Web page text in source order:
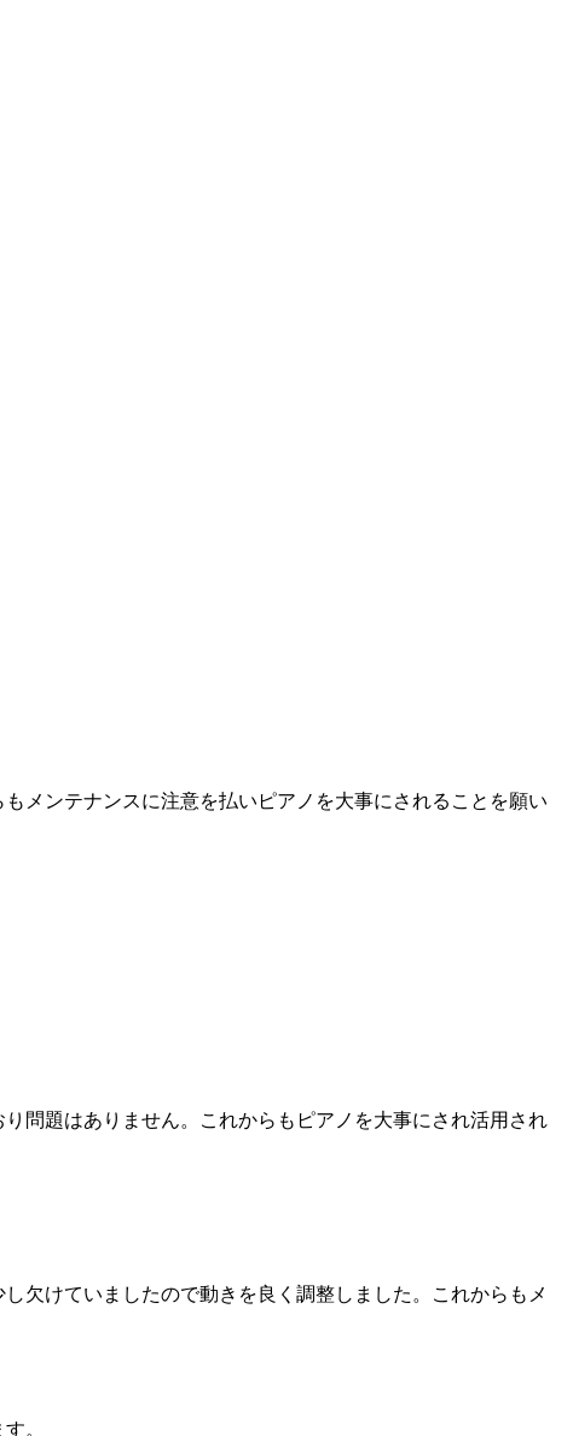
メンテナンスに注意を払いピアノを大事にされることを願い
問題はありません。これからもピアノを大事にされ活用され
欠けていましたので動きを良く調整しました。これからもメ
。